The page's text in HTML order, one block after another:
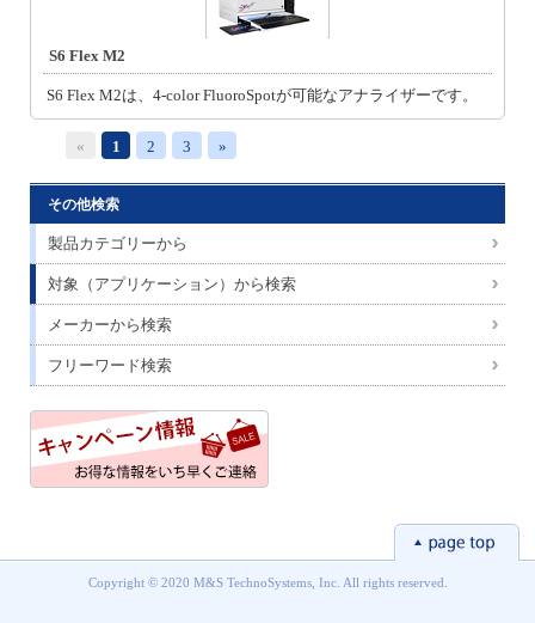
S6 Flex M2
S6 Flex M2は、4-color FluoroSpotが可能なアナライザーです。
« 1 2 3 »
その他検索
製品カテゴリーから
対象（アプリケーション）から検索
メーカーから検索
フリーワード検索
Copyright © 2020 M&S TechnoSystems, Inc. All rights reserved.